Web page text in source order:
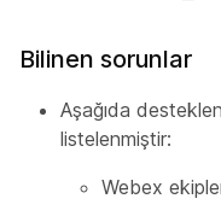
Bilinen sorunlar
Aşağıda
listelenmiştir:
Webex